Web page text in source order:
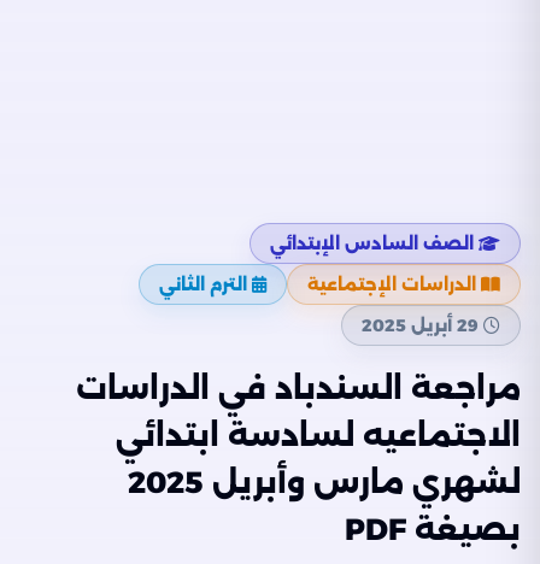
الصف السادس الإبتدائي
الدراسات الإجتماعية
الترم الثاني
29 أبريل 2025
مراجعة السندباد في الدراسات
الاجتماعيه لسادسة ابتدائي
لشهري مارس وأبريل 2025
بصيغة PDF